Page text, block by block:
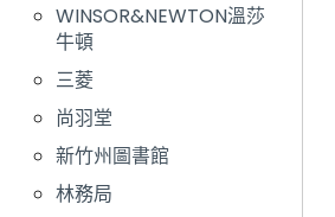
WINSOR&NEWTON溫莎
牛頓
三菱
尚羽堂
新竹州圖書館
林務局